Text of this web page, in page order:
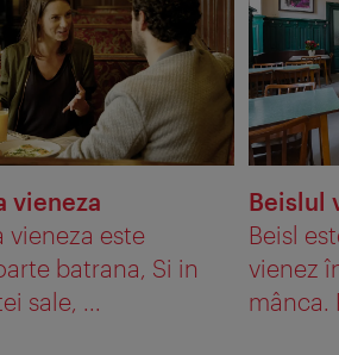
vieneza
vieneza este
batrana, Si in
sale, ...
Beislul
Beisl
vienez
mânca.